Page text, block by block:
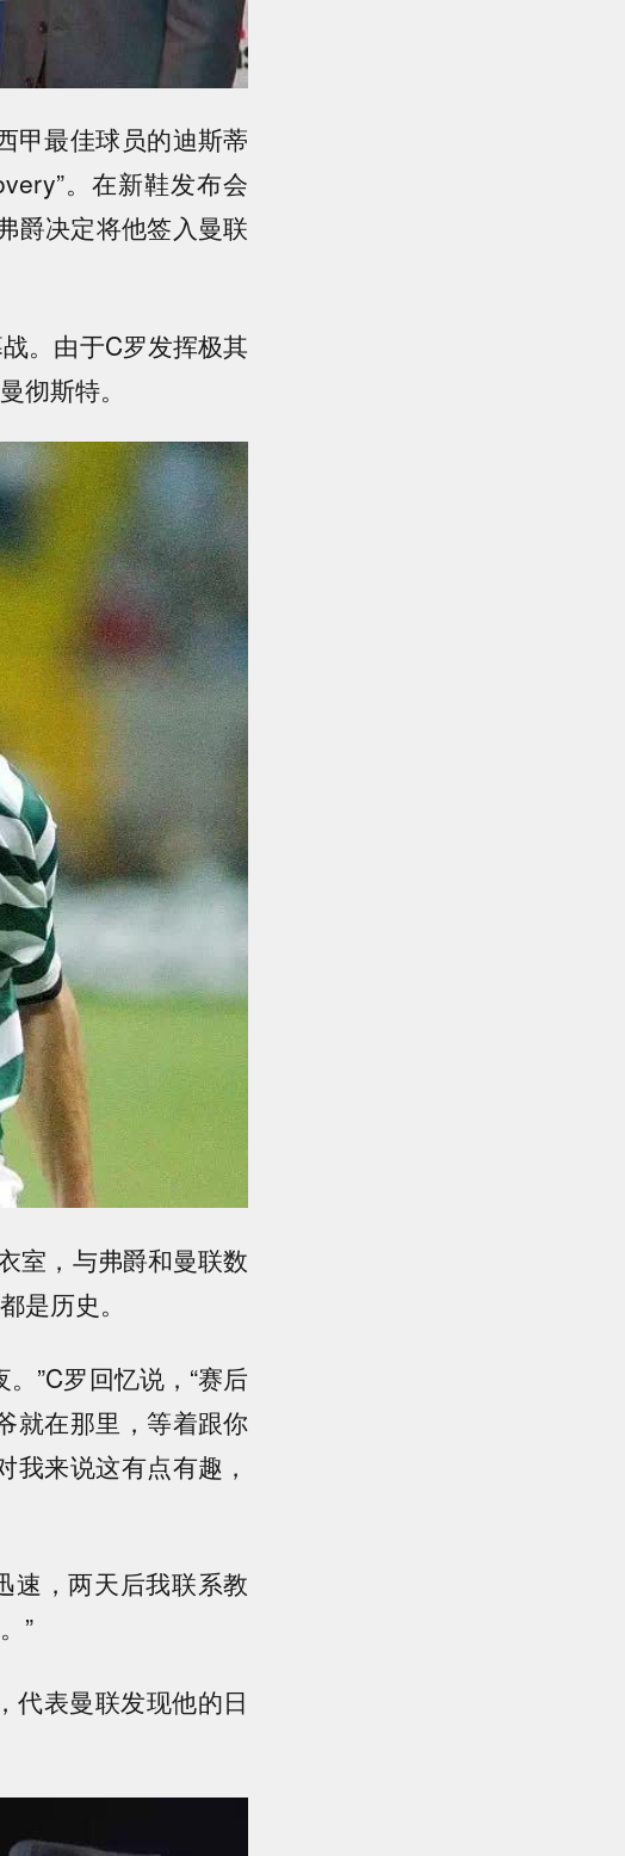
甲最佳球员的迪斯蒂
。在新鞋发布会
爵决定将他签入曼联
。由于C罗发挥极其
彻斯特。
室，与弗爵和曼联数
是历史。
”C罗回忆说，“赛后
就在那里，等着跟你
我来说这有点有趣，
速，两天后我联系教
”
代表曼联发现他的日